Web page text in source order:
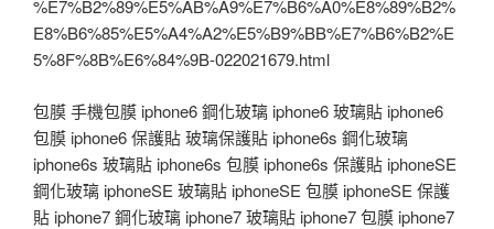
%E7%B2%89%E5%AB%A9%E7%B6%A0%E8%89%B2%
E8%B6%85%E5%A4%A2%E5%B9%BB%E7%B6%B2%E
5%8F%8B%E6%84%9B-022021679.html
包膜 手機包膜 iphone6 鋼化玻璃 iphone6 玻璃貼 iphone6
包膜 iphone6 保護貼 玻璃保護貼 iphone6s 鋼化玻璃
iphone6s 玻璃貼 iphone6s 包膜 iphone6s 保護貼 iphoneSE
鋼化玻璃 iphoneSE 玻璃貼 iphoneSE 包膜 iphoneSE 保護
貼 iphone7 鋼化玻璃 iphone7 玻璃貼 iphone7 包膜 iphone7